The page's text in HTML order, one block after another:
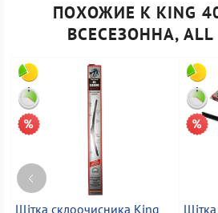
ПОХОЖИЕ К KING
ВСЕСЕЗОННА, ALL
Щітка склоочисника King